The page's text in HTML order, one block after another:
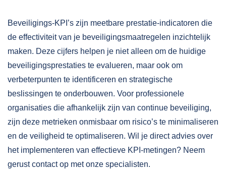
Beveiligings-KPI’s zijn meetbare prestatie-indicatoren die
de effectiviteit van je beveiligingsmaatregelen inzichtelijk
maken. Deze cijfers helpen je niet alleen om de huidige
beveiligingsprestaties te evalueren, maar ook om
verbeterpunten te identificeren en strategische
beslissingen te onderbouwen. Voor professionele
organisaties die afhankelijk zijn van continue beveiliging,
zijn deze metrieken onmisbaar om risico’s te minimaliseren
en de veiligheid te optimaliseren. Wil je direct advies over
het implementeren van effectieve KPI-metingen? Neem
gerustcontactop met onze specialisten.